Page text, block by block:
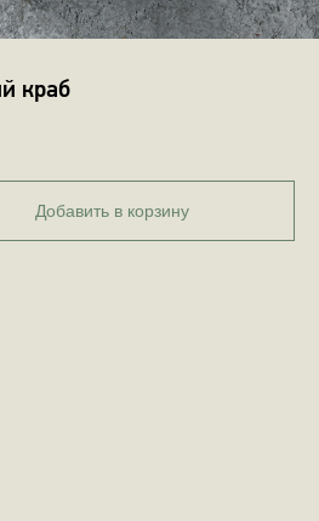
краб
Добавить в корзину